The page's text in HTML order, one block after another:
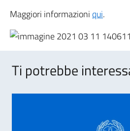
Maggiori informazioni qui.
Ti potrebbe